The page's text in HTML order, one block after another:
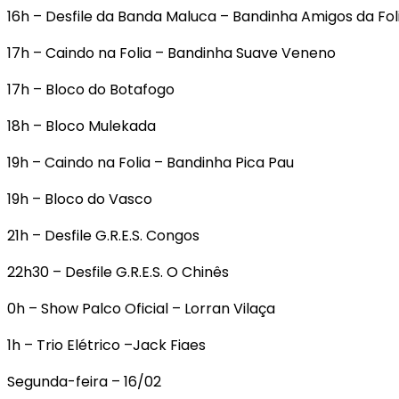
16h – Desfile da Banda Maluca – Bandinha Amigos da
17h – Caindo na Folia – Bandinha Suave Veneno
17h – Bloco do Botafogo
18h – Bloco Mulekada
19h – Caindo na Folia – Bandinha Pica Pau
19h – Bloco do Vasco
21h – Desfile G.R.E.S. Congos
22h30 – Desfile G.R.E.S. O Chinês
0h – Show Palco Oficial – Lorran Vilaça
1h – Trio Elétrico –Jack Fiaes
Segunda-feira – 16/02